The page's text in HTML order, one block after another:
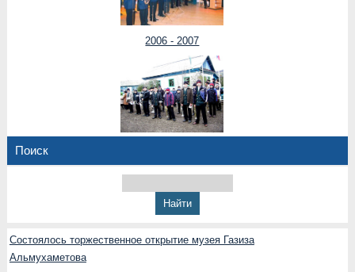
2006 - 2007
Поиск
Состоялось торжественное открытие музея Газиза
Альмухаметова